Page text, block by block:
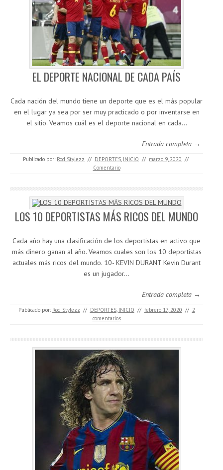
EL DEPORTE NACIONAL DE CADA PAÍS
Cada nación del mundo tiene un deporte que es el más popular
en el lugar ya sea por ser muy practicado o por inventarse en
el sitio. Veamos cuál es el deporte nacional en cada…
Entrada completa →
Publicado por: Rod Stylezz // DEPORTES, INICIO // marzo 9, 2020 //
Comentario
LOS 10 DEPORTISTAS MÁS RICOS DEL MUNDO
Cada año hay una clasificación de los deportistas en activo que
más dinero ganan al año. Veamos cuales son los 10 deportistas
actuales más ricos del mundo. 10- KEVIN DURANT Kevin Durant
es un jugador…
Entrada completa →
Publicado por: Rod Stylezz // DEPORTES, INICIO // febrero 17, 2020 // 2
comentarios